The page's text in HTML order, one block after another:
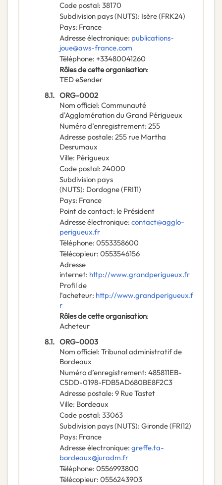
Code postal: 38170
Subdivision pays (NUTS): Isère(FRK24)
Pays: France
Adresse électronique: publications-
joue@aws-france.com
Téléphone: +33480041260
Rôles de cette organisation:
TED eSender
8.1. ORG-0002
Nom officiel: Communauté
d'Agglomération du Grand Périgueux
Numéro d’enregistrement: 255
Adresse postale: 255 rue Martha
Desrumaux
Ville: Périgueux
Code postal: 24000
Subdivision pays
(NUTS): Dordogne(FRI11)
Pays: France
Point de contact: le Président
Adresse électronique: contact@agglo-
perigueux.fr
Téléphone: 0553358600
Télécopieur: 0553546156
Adresse
internet: http://www.grandperigueux.fr
Profil de
l’acheteur: http://www.grandperigueux.f
r
Rôles de cette organisation:
Acheteur
8.1. ORG-0003
Nom officiel: Tribunal administratif de
Bordeaux
Numéro d’enregistrement: 485811EB-
C5DD-0198-FDB5AD680BE8F2C3
Adresse postale: 9 Rue Tastet
Ville: Bordeaux
Code postal: 33063
Subdivision pays (NUTS): Gironde(FRI12)
Pays: France
Adresse électronique: greffe.ta-
bordeaux@juradm.fr
Téléphone: 0556993800
Télécopieur: 0556243903